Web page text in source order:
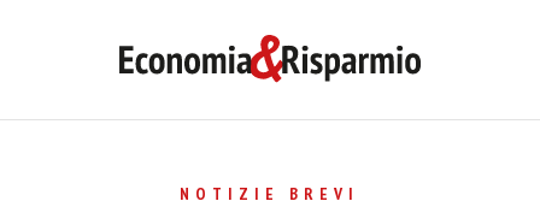
NOTIZIE BREVI